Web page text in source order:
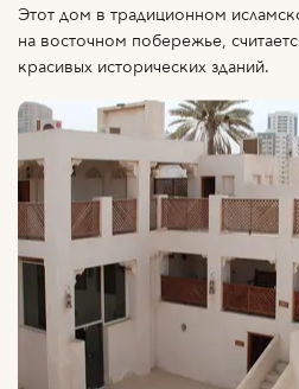
Этот дом в традиционном
на восточном побережье,
красивых исторических зданий.